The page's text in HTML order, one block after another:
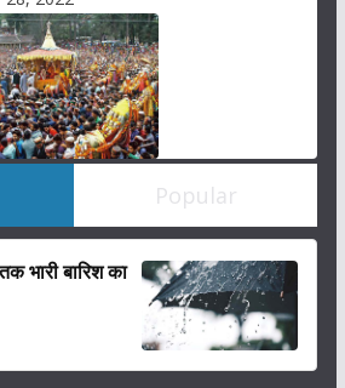
Popular
भारी बारिश का